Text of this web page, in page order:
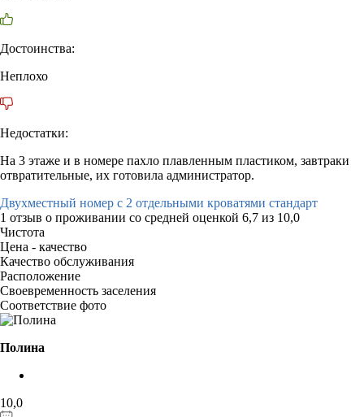
Достоинства:
Неплохо
Недостатки:
На 3 этаже и в номере пахло плавленным пластиком, завтраки
отвратительные, их готовила администратор.
Двухместный номер с 2 отдельными кроватями стандарт
1 отзыв о проживании со средней оценкой 6,7 из 10,0
Чистота
Цена - качество
Качество обслуживания
Расположение
Своевременность заселения
Соответствие фото
Полина
10,0